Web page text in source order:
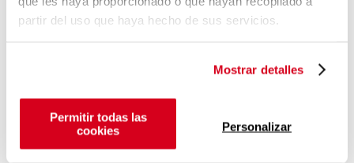
partir del uso que haya hecho de sus servicios.
Mostrar detalles
Permitir todas las
cookies
Personalizar
demasiado, te sientes cansado y apático. Pero, ¿cuándo dormir
demasiado es demasiado ? ¿Dormir demasiado es poco
saludable a largo plazo? ¿Y cuánto debería dormir? ¿Dormir